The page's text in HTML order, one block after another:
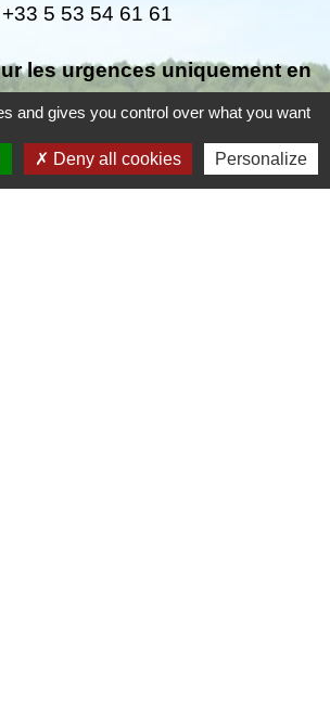
+33 5 53 54 61 61
les urgences uniquement en
and gives you control over what you want
Deny all cookies Personalize